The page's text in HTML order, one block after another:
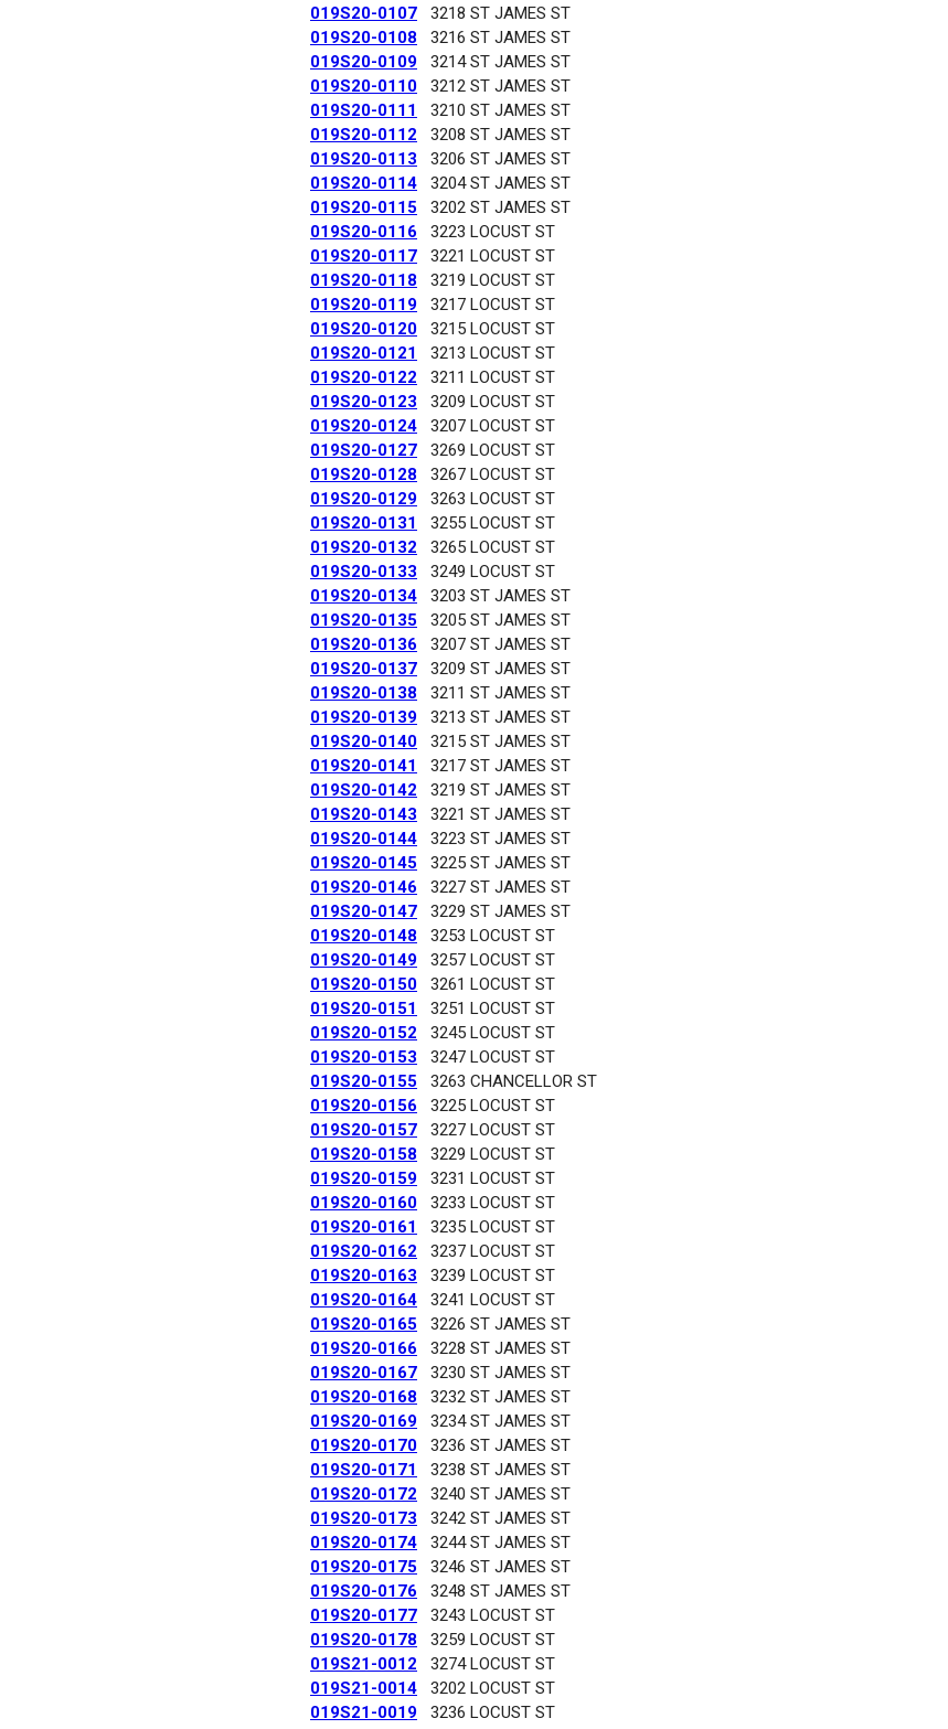
019S20-0107
3218 ST JAMES ST
019S20-0108
3216 ST JAMES ST
019S20-0109
3214 ST JAMES ST
019S20-0110
3212 ST JAMES ST
019S20-0111
3210 ST JAMES ST
019S20-0112
3208 ST JAMES ST
019S20-0113
3206 ST JAMES ST
019S20-0114
3204 ST JAMES ST
019S20-0115
3202 ST JAMES ST
019S20-0116
3223 LOCUST ST
019S20-0117
3221 LOCUST ST
019S20-0118
3219 LOCUST ST
019S20-0119
3217 LOCUST ST
019S20-0120
3215 LOCUST ST
019S20-0121
3213 LOCUST ST
019S20-0122
3211 LOCUST ST
019S20-0123
3209 LOCUST ST
019S20-0124
3207 LOCUST ST
019S20-0127
3269 LOCUST ST
019S20-0128
3267 LOCUST ST
019S20-0129
3263 LOCUST ST
019S20-0131
3255 LOCUST ST
019S20-0132
3265 LOCUST ST
019S20-0133
3249 LOCUST ST
019S20-0134
3203 ST JAMES ST
019S20-0135
3205 ST JAMES ST
019S20-0136
3207 ST JAMES ST
019S20-0137
3209 ST JAMES ST
019S20-0138
3211 ST JAMES ST
019S20-0139
3213 ST JAMES ST
019S20-0140
3215 ST JAMES ST
019S20-0141
3217 ST JAMES ST
019S20-0142
3219 ST JAMES ST
019S20-0143
3221 ST JAMES ST
019S20-0144
3223 ST JAMES ST
019S20-0145
3225 ST JAMES ST
019S20-0146
3227 ST JAMES ST
019S20-0147
3229 ST JAMES ST
019S20-0148
3253 LOCUST ST
019S20-0149
3257 LOCUST ST
019S20-0150
3261 LOCUST ST
019S20-0151
3251 LOCUST ST
019S20-0152
3245 LOCUST ST
019S20-0153
3247 LOCUST ST
019S20-0155
3263 CHANCELLOR ST
019S20-0156
3225 LOCUST ST
019S20-0157
3227 LOCUST ST
019S20-0158
3229 LOCUST ST
019S20-0159
3231 LOCUST ST
019S20-0160
3233 LOCUST ST
019S20-0161
3235 LOCUST ST
019S20-0162
3237 LOCUST ST
019S20-0163
3239 LOCUST ST
019S20-0164
3241 LOCUST ST
019S20-0165
3226 ST JAMES ST
019S20-0166
3228 ST JAMES ST
019S20-0167
3230 ST JAMES ST
019S20-0168
3232 ST JAMES ST
019S20-0169
3234 ST JAMES ST
019S20-0170
3236 ST JAMES ST
019S20-0171
3238 ST JAMES ST
019S20-0172
3240 ST JAMES ST
019S20-0173
3242 ST JAMES ST
019S20-0174
3244 ST JAMES ST
019S20-0175
3246 ST JAMES ST
019S20-0176
3248 ST JAMES ST
019S20-0177
3243 LOCUST ST
019S20-0178
3259 LOCUST ST
019S21-0012
3274 LOCUST ST
019S21-0014
3202 LOCUST ST
019S21-0019
3236 LOCUST ST